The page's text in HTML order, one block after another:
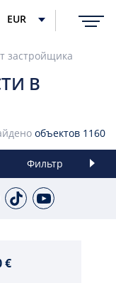
EUR
застройщика
В
объектов 1160
Фильтр
€